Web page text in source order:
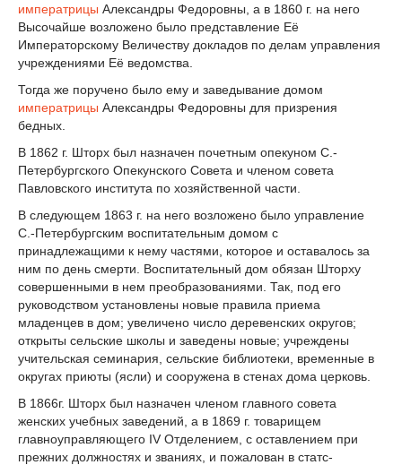
императрицы Александры Федоровны, а в 1860 г. на него
Высочайше возложено было представление Её
Императорскому Величеству докладов по делам управления
учреждениями Её ведомства.
Тогда же поручено было ему и заведывание домом
императрицы Александры Федоровны для призрения
бедных.
В 1862 г. Шторх был назначен почетным опекуном C.-
Петербургского Опекунского Совета и членом совета
Павловского института по хозяйственной части.
В следующем 1863 г. на него возложено было управление
С.-Петербургским воспитательным домом с
принадлежащими к нему частями, которое и оставалось за
ним по день смерти. Воспитательный дом обязан Шторху
совершенными в нем преобразованиями. Так, под его
руководством установлены новые правила приема
младенцев в дом; увеличено число деревенских округов;
открыты сельские школы и заведены новые; учреждены
учительская семинария, сельские библиотеки, временные в
округах приюты (ясли) и сооружена в стенах дома церковь.
В 1866г. Шторх был назначен членом главного совета
женских учебных заведений, а в 1869 г. товарищем
главноуправляющего IV Отделением, с оставлением при
прежних должностях и званиях, и пожалован в статс-